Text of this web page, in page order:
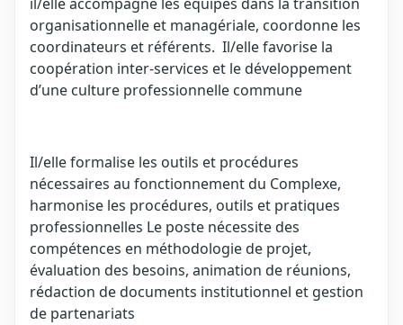
organisationnelle et managériale, coordonne les
coordinateurs et référents. Il/elle favorise la
coopération inter-services et le développement
d’une culture professionnelle commune
Il/elle formalise les outils et procédures
nécessaires au fonctionnement du Complexe,
harmonise les procédures, outils et pratiques
professionnelles Le poste nécessite des
compétences en méthodologie de projet,
évaluation des besoins, animation de réunions,
rédaction de documents institutionnel et gestion
de partenariats